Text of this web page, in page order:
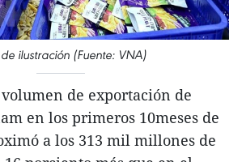
ilustración (Fuente: VNA)
de exportación de
en los primeros 10meses de
a los 313 mil millones de